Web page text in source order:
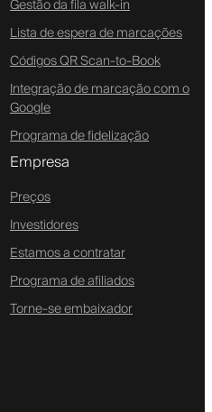
Gestão da fila walk-in
Lista de espera de marcações
Códigos QR Scan-to-Book
Integração de marcação com o
Google
Programa de fidelização
Empresa
Preços
Investidores
Estamos a contratar
Programa de afiliados
Torne-se embaixador